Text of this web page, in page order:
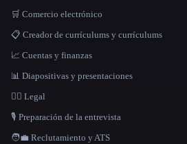
🛒 Comercio electrónico
📋 Creador de currículums y currículums
📈 Cuentas y finanzas
📊 Diapositivas y presentaciones
👩‍⚖️ Legal
🎙️ Preparación de la entrevista
🧑‍💼 Reclutamiento y ATS